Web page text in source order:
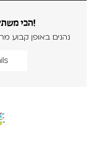
הכי משתלם מועדון המנויים!
נהנים באופן קבוע